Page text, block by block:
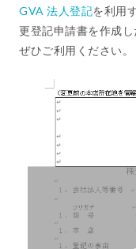
GVA 法人登記を利用
更登記申請書を作成
ぜひご利用ください。